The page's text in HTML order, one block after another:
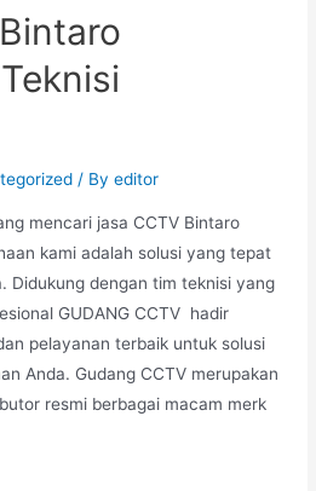
/ Byeditor
mencari jasa CCTV Bintaro
kami adalah solusi yang tepat
Didukung dengan tim teknisi yang
GUDANG CCTV hadir
pelayanan terbaik untuk solusi
Anda. Gudang CCTV merupakan
resmi berbagai macam merk